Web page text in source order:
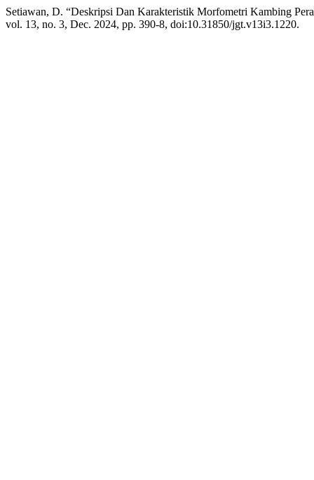
Setiawan, D. “Deskripsi Dan Karakteristik Morfometri Kambing
vol. 13, no. 3, Dec. 2024, pp. 390-8, doi:10.31850/jgt.v13i3.1220.